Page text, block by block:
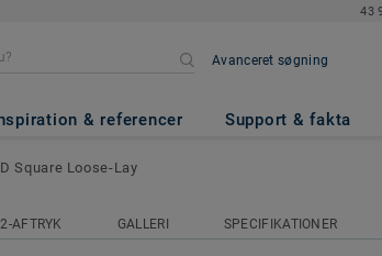
43
Avanceret søgning
& referencer Support & fakta
Square Loose-Lay
AFTRYK GALLERI SPECIFIKATIONER